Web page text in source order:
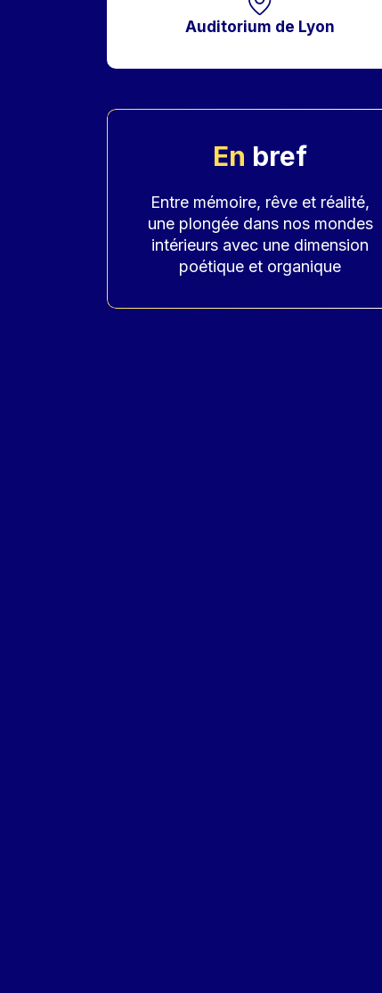
Auditorium de Lyon
En bref
Accroche
Entre mémoire, rêve et réalité,
une plongée dans nos mondes
intérieurs avec une dimension
poétique et organique